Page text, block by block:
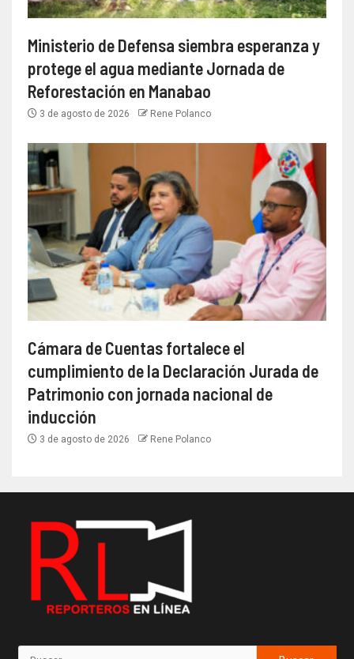
Ministerio de Defensa siembra esperanza y
protege el agua mediante Jornada de
Reforestación en Manabao
3 de agosto de 2026 Rene Polanco
Cámara de Cuentas fortalece el
cumplimiento de la Declaración Jurada de
Patrimonio con jornada nacional de
inducción
3 de agosto de 2026 Rene Polanco